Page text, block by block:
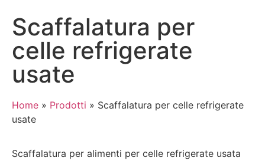
Scaffalatura per
celle refrigerate
usate
Home » Prodotti » Scaffalatura per celle refrigerate
usate
Scaffalatura per alimenti per celle refrigerate usata